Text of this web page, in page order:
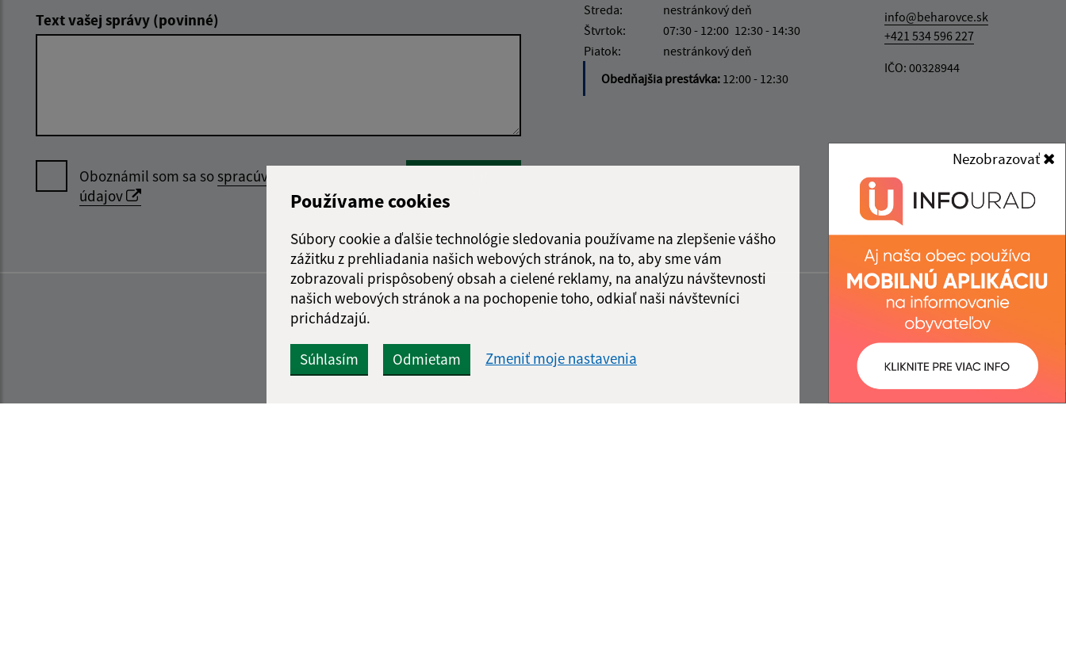
Používame cookies
Súbory cookie a ďalšie technológie sledovania používame na zlepšenie vášho
zážitku z prehliadania našich webových stránok, na to, aby sme vám
zobrazovali prispôsobený obsah a cielené reklamy, na analýzu návštevnosti
našich webových stránok a na pochopenie toho, odkiaľ naši návštevníci
prichádzajú.
Súhlasím Odmietam Zmeniť moje nastavenia
Nezobrazovať
Text vašej správy (povinné)
Oboznámil som sa sospracúvaním osobných
údajov
Google reCaptcha Response
Streda:
nestránkový deň
Štvrtok:
07:30 - 12:00 12:30 - 14:30
Piatok:
nestránkový deň
Obedňajšia prestávka: 12:00 - 12:30
info@beharovce.sk
+421 534 596 227
IČO: 00328944